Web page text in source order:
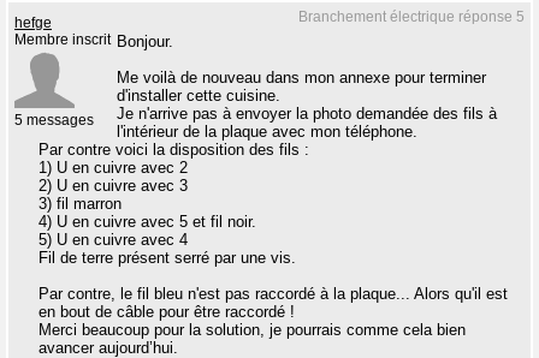
Branchement électrique réponse 5
hefge
Membre inscrit
5 messages
Bonjour.
Me voilà de nouveau dans mon annexe pour terminer
d'installer cette cuisine.
Je n'arrive pas à envoyer la photo demandée des fils à
l'intérieur de la plaque avec mon téléphone.
Par contre voici la disposition des fils :
1) U en cuivre avec 2
2) U en cuivre avec 3
3) fil marron
4) U en cuivre avec 5 et fil noir.
5) U en cuivre avec 4
Fil de terre présent serré par une vis.
Par contre, le fil bleu n'est pas raccordé à la plaque... Alors qu'il est
en bout de câble pour être raccordé !
Merci beaucoup pour la solution, je pourrais comme cela bien
avancer aujourd’hui.